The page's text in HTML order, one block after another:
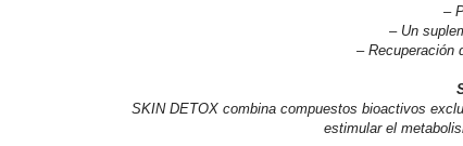
–
– Un
– Recuperación
SKIN DETOX combina compuestos bioactivos
estimular el